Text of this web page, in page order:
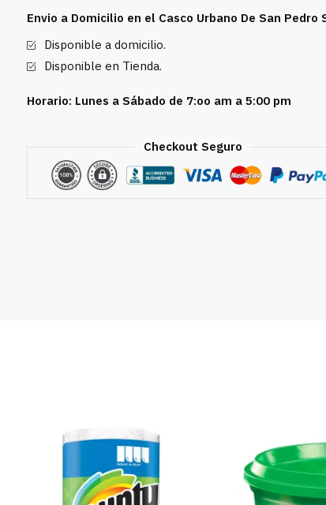
Envio a Domicilio en el Casco Urbano De San Pedro
Disponible a domicilio.
Disponible en Tienda.
Horario: Lunes a Sábado de 7:oo am a 5:00 pm
Checkout Seguro